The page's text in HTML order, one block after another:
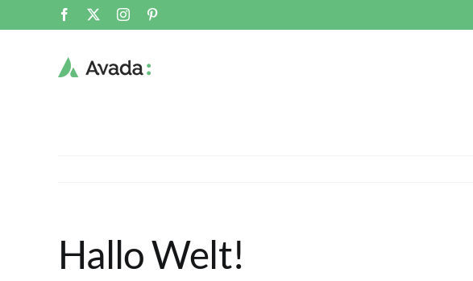
Inhalt
springen
Facebook Instagram
Hallo Welt!